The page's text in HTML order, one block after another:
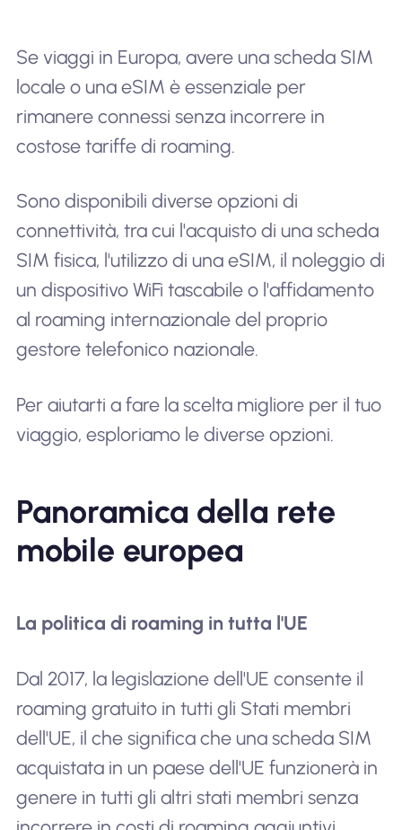
Se viaggi in Europa, avere una scheda SIM
locale o una eSIM è essenziale per
rimanere connessi senza incorrere in
costose tariffe di roaming.
Sono disponibili diverse opzioni di
connettività, tra cui l'acquisto di una scheda
SIM fisica, l'utilizzo di una eSIM, il noleggio di
un dispositivo WiFi tascabile o l'affidamento
al roaming internazionale del proprio
gestore telefonico nazionale.
Per aiutarti a fare la scelta migliore per il tuo
viaggio, esploriamo le diverse opzioni.
Panoramica della rete
mobile europea
La politica di roaming in tutta l'UE
Dal 2017, la legislazione dell'UE consente il
roaming gratuito in tutti gli Stati membri
dell'UE, il che significa che una scheda SIM
acquistata in un paese dell'UE funzionerà in
genere in tutti gli altri stati membri senza